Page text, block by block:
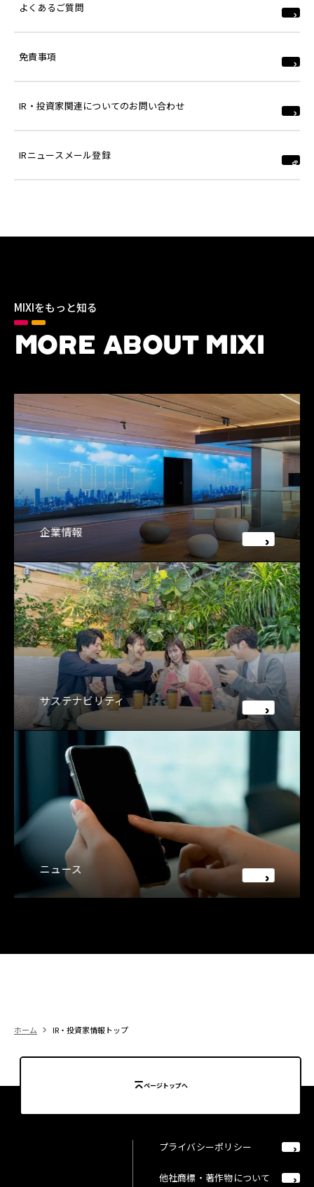
よくあるご質問
免責事項
IR・投資家関連についてのお問い合わせ
IRニュースメール登録
MIXIをもっと知る
MORE ABOUT MIXI
企業情報
サステナビリティ
ニュース
ホーム IR・投資家情報トップ
ページトップへ
プライバシーポリシー
他社商標・著作物について